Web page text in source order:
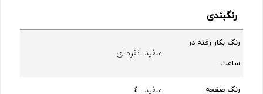
رنگبندی
رنگ بکار رفته در
ساعت
سفید نقره ای
رنگ صفحه سفید